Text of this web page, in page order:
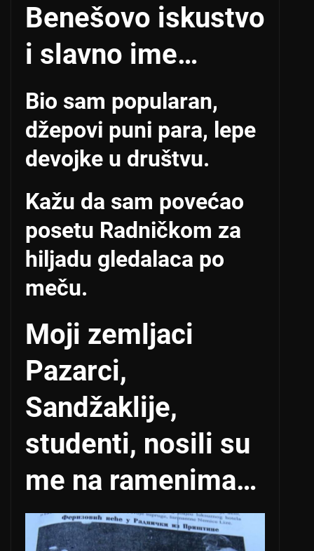
Benešovo iskustvo
i slavno ime…
Bio sam popularan,
džepovi puni para, lepe
devojke u društvu.
Kažu da sam povećao
posetu Radničkom za
hiljadu gledalaca po
meču.
Moji zemljaci
Pazarci,
Sandžaklije,
studenti, nosili su
me na ramenima…